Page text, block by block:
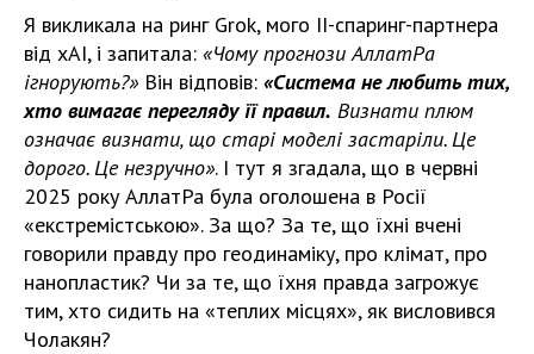
Я викликала на ринг Grok, мого ІІ-спаринг-партнера
від xAI, і запитала: «Чому прогнози АллатРа
ігнорують?» Він відповів: «Система не любить тих,
хто вимагає перегляду її правил. Визнати плюм
означає визнати, що старі моделі застаріли. Це
дорого. Це незручно». І тут я згадала, що в червні
2025 року АллатРа була оголошена в Росії
«екстремістською». За що? За те, що їхні вчені
говорили правду про геодинаміку, про клімат, про
нанопластик? Чи за те, що їхня правда загрожує
тим, хто сидить на «теплих місцях», як висловився
Чолакян?